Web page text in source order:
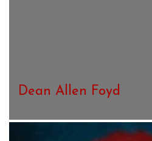
Dean Allen Foyd